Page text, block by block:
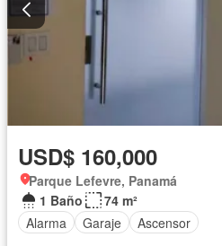
USD$ 160,000
Parque Lefevre, Panamá
1 Baño
74 m²
Alarma
Garaje Ascensor